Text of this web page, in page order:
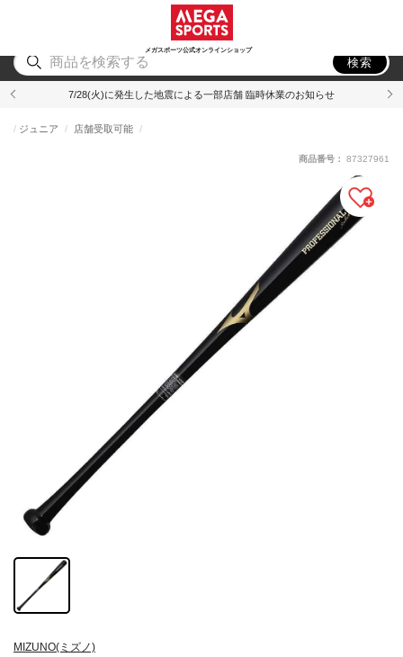
メガスポーツ公式オンラインショップ
アウトドア
検索
7/28(火)に発生した地震による一部店舗 臨時休業のお知らせ
MIZUNO(ミズノ)
ジュニア 店舗受取可能
商品番号： 87327961